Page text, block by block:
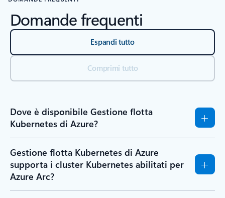
Domande frequenti
Espandi tutto
Comprimi tutto
Dove è disponibile Gestione flotta
Kubernetes di Azure?
Gestione flotta Kubernetes di Azure
supporta i cluster Kubernetes abilitati per
Azure Arc?